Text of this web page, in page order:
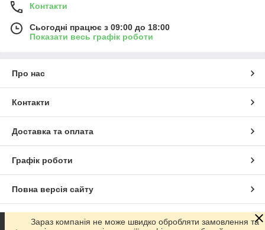
Контакти
Сьогодні працює з 09:00 до 18:00
Показати весь графік роботи
Про нас
Контакти
Доставка та оплата
Графік роботи
Повна версія сайту
Сайт створено на маркетплейсі Prom.ua
Зараз компанія не може швидко обробляти замовлення та